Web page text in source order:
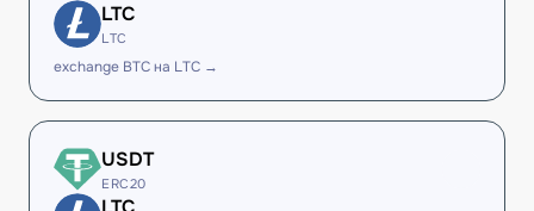
LTC
LTC
exchange BTC на LTC →
USDT
ERC20